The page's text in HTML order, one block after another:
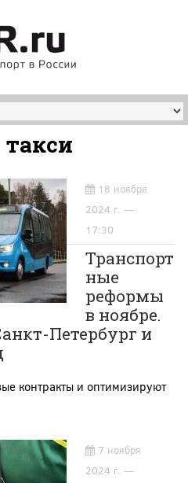
18 ноября
2024 г. —
17:30
Транспорт
ные
реформы
в ноябре.
Петербург и
контракты и оптимизируют
7 ноября
2024 г. —